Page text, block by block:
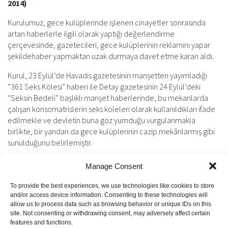
Manage Consent
To provide the best experiences, we use technologies like cookies to store
and/or access device information. Consenting to these technologies will
allow us to process data such as browsing behavior or unique IDs on this
site. Not consenting or withdrawing consent, may adversely affect certain
features and functions.
e
b
o
o
k
l
s
A
p
p
g
r
a
m
a
d
s
e
2014)
Kurulumuz, gece kulüplerinde işlenen cinayetler sonrasında
artan haberlerle ilgili olarak yaptığı değerlendirme
çerçevesinde, gazetecileri, gece kulüplerinin reklamını yapar
şekildehaber yapmaktan uzak durmaya davet etme kararı aldı.
Kurul, 23 Eylül’de Havadis gazetesinin manşetten yayımladığı
“361 Seks Kölesi” haberi ile Detay gazetesinin 24 Eylül’deki
“Seksin Bedeli” başlıklı manşet haberlerinde, bu mekanlarda
çalışan konsomatrislerin seks köleleri olarak kullanıldıkları ifade
edilmekle ve devletin buna göz yumduğu vurgulanmakla
birlikte, bir yandan da gece kulüplerinin cazip mekânlarmış gibi
sunulduğunu belirlemiştir.
Kurulumuz, ülkenin en önemli sorunlarından birisi olan gece
kulüpleriyle ilgili haber yapmanın gazetecilerin doğal görevleri
arasında bulunduğunu vurgulamakla birlikte, kaş yaparken göz
çıkarmak gerekmediğini, sorumlu yayıncılık anlayışı gereği gece
kulüplerine gitmeyi özendirecek tarzda habercilik yapmaktan
uzak durulmasının zorunlu olduğunu hatırlatma kararı almıştır.